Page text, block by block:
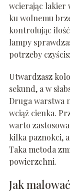
wcierając lakier
ku wolnemu
kontrolując
lampy
potrzeby
Utwardzasz
sekund, a w
Druga warstwa
wciąż cienka.
warto
kilka paznokci,
Taka metoda
powierzchni.
Jak